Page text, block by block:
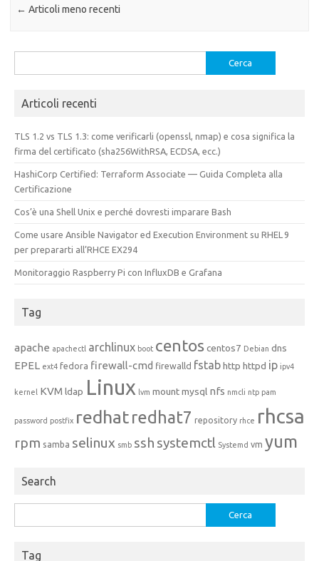
← Articoli meno recenti
per:
Articoli recenti
TLS 1.2 vs TLS 1.3: come verificarli (openssl, nmap) e cosa significa la
firma del certificato (sha256WithRSA, ECDSA, ecc.)
HashiCorp Certified: Terraform Associate — Guida Completa alla
Certificazione
Cos’è una Shell Unix e perché dovresti imparare Bash
Come usare Ansible Navigator ed Execution Environment su RHEL 9
per prepararti all’RHCE EX294
Monitoraggio Raspberry Pi con InfluxDB e Grafana
Tag
apache apachectl archlinux boot centoscentos7 Debian dns
EPEL ext4 fedora firewall-cmd firewalld fstabhttp httpd ip ipv4
kernel KVM ldap Linux lvm mountmysql nfs nmcli ntp pam
password postfix redhatredhat7 repository rhce rhcsa
rpm samba selinux smb ssh systemctl Systemd vm yum
Search
per:
Tag